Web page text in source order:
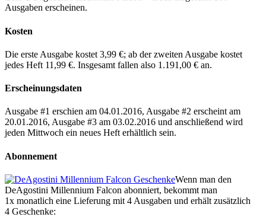
Ausgaben erscheinen.
Kosten
Die erste Ausgabe kostet 3,99 €; ab der zweiten Ausgabe kostet
jedes Heft 11,99 €. Insgesamt fallen also 1.191,00 € an.
Erscheinungsdaten
Ausgabe #1 erschien am 04.01.2016, Ausgabe #2 erscheint am
20.01.2016, Ausgabe #3 am 03.02.2016 und anschließend wird
jeden Mittwoch ein neues Heft erhältlich sein.
Abonnement
Wenn man den
DeAgostini Millennium Falcon abonniert, bekommt man
1x monatlich eine Lieferung mit 4 Ausgaben und erhält zusätzlich
4 Geschenke: